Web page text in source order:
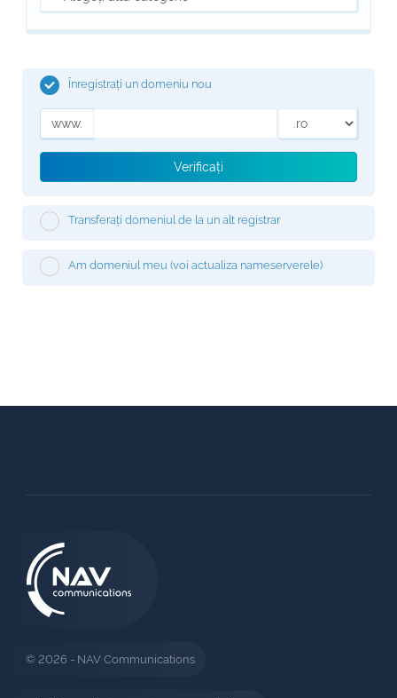
Înregistrați un domeniu nou
www.
Verificați
Transferați domeniul de la un alt registrar
Am domeniul meu (voi actualiza nameserverele)
© 2026 - NAV Communications